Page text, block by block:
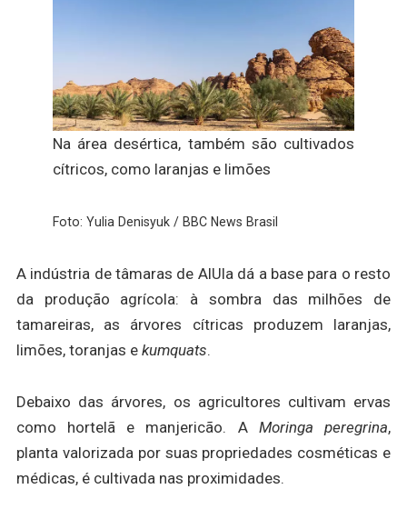
Na área desértica, também são cultivados
cítricos, como laranjas e limões
Foto: Yulia Denisyuk / BBC News Brasil
A indústria de tâmaras de AlUla dá a base para o resto
da produção agrícola: à sombra das milhões de
tamareiras, as árvores cítricas produzem laranjas,
limões, toranjas e kumquats.
Debaixo das árvores, os agricultores cultivam ervas
como hortelã e manjericão. A Moringa peregrina,
planta valorizada por suas propriedades cosméticas e
médicas, é cultivada nas proximidades.